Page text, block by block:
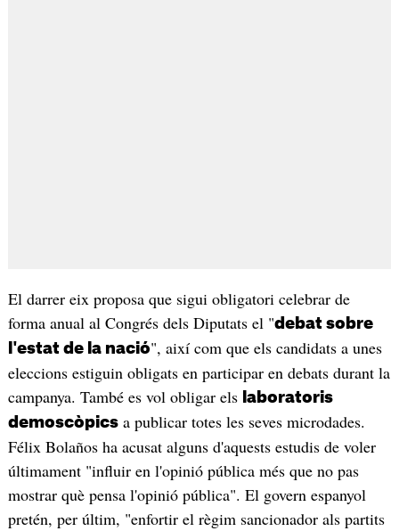
El darrer eix proposa que sigui obligatori celebrar de
forma anual al Congrés dels Diputats el "debat sobre
l'estat de la nació", així com que els candidats a unes
eleccions estiguin obligats en participar en debats durant la
campanya. També es vol obligar els laboratoris
demoscòpicsa publicar totes les seves microdades.
Félix Bolaños ha acusat alguns d'aquests estudis de voler
últimament "influir en l'opinió pública més que no pas
mostrar què pensa l'opinió pública". El govern espanyol
pretén, per últim, "enfortir el règim sancionador als partits